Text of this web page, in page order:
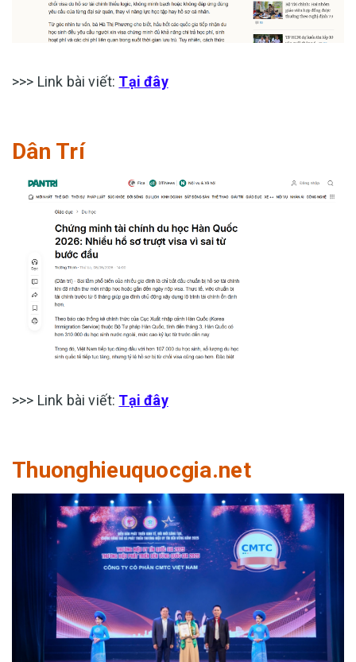
>>> Link bài viết: Tại đây
Dân Trí
>>> Link bài viết: Tại đây
Thuonghieuquocgia.net